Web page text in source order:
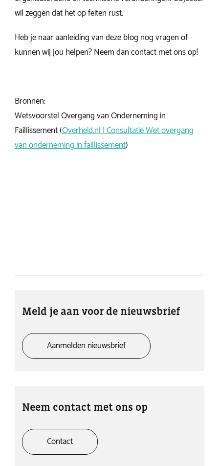
Meld je aan voor de nieuwsbrief
Aanmelden nieuwsbrief
Neem contact met ons op
Contact
wil zeggen dat het op feiten rust.
Heb je naar aanleiding van deze blog nog vragen of
kunnen wij jou helpen? Neem dan contact met ons op!
Bronnen:
Wetsvoorstel Overgang van Onderneming in
Faillissement (Overheid.nl | Consultatie Wet overgang
van onderneming in faillissement)